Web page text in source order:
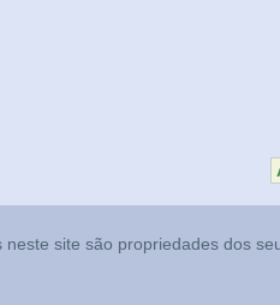
neste site são propriedades dos